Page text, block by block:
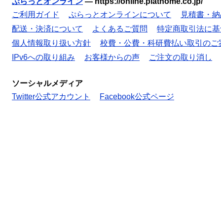
ご利用ガイド
ぷらっとオンラインについて
見積書・
配送・決済について
よくあるご質問
特定商取引法に
個人情報取り扱い方針
校費・公費・科研費払い取引のご
IPv6への取り組み
お客様からの声 ご注文の取り消し
ソーシャルメディア
Twitter公式アカウント
Facebook公式ページ